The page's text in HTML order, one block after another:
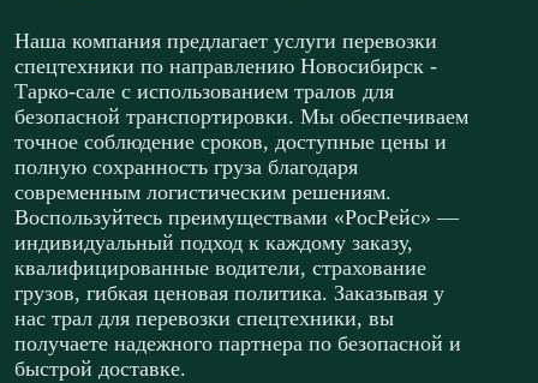
Наша компания предлагает услуги перевозки
спецтехники по направлению Новосибирск -
Тарко-сале с использованием тралов для
безопасной транспортировки. Мы обеспечиваем
точное соблюдение сроков, доступные цены и
полную сохранность груза благодаря
современным логистическим решениям.
Воспользуйтесь преимуществами «РосРейс» —
индивидуальный подход к каждому заказу,
квалифицированные водители, страхование
грузов, гибкая ценовая политика. Заказывая у
нас трал для перевозки спецтехники, вы
получаете надежного партнера по безопасной и
быстрой доставке.